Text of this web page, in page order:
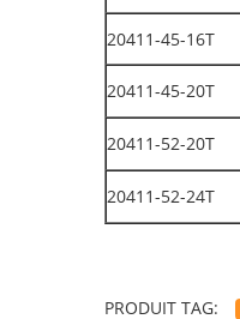
20411-45-16T
20411-45-20T
20411-52-20T
20411-52-24T
PRODUIT TAG: